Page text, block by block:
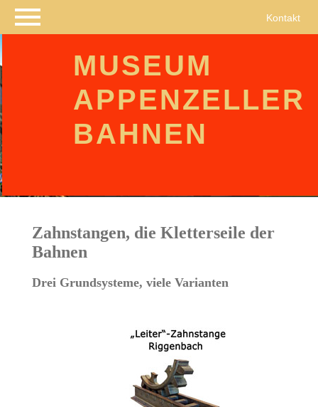
Navigation
überspringen
Kontakt
MUSEUM
APPENZELLER
BAHNEN
Zahnstangen, die Kletterseile der
Bahnen
Drei Grundsysteme, viele Varianten